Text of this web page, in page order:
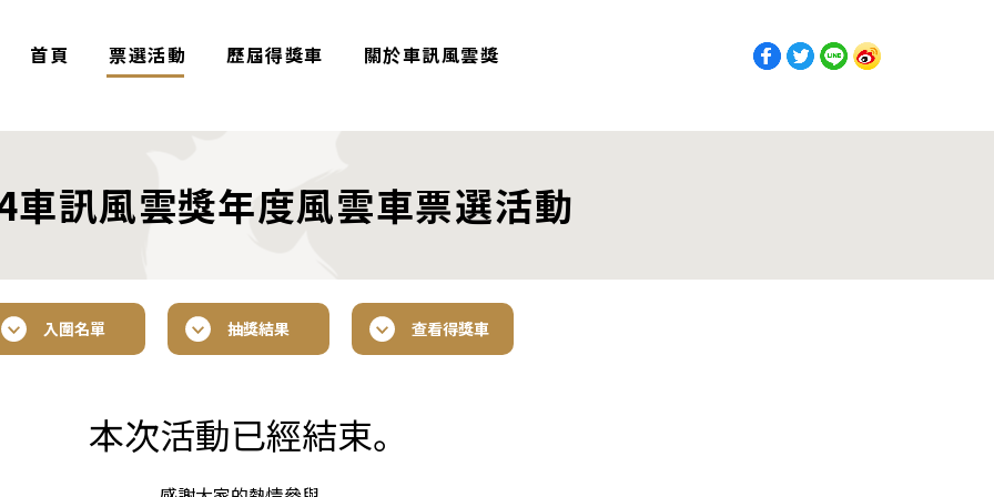
首頁 票選活動 歷屆得獎車 關於車訊風雲獎
訊風雲獎年度風雲車票選活動
入圍名單 抽獎結果 查看得獎車
本次活動已經結束。